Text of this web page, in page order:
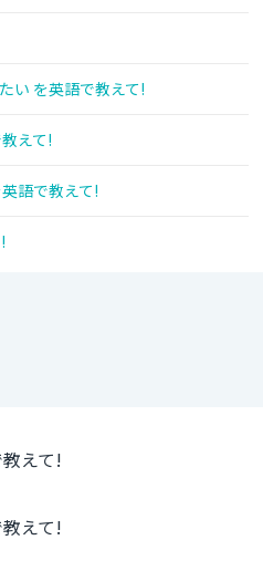
い を英語で教えて!
えて!
語で教えて!
えて!
えて!